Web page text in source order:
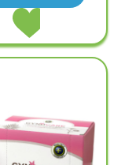
Acquista RIBOFLU
carrello